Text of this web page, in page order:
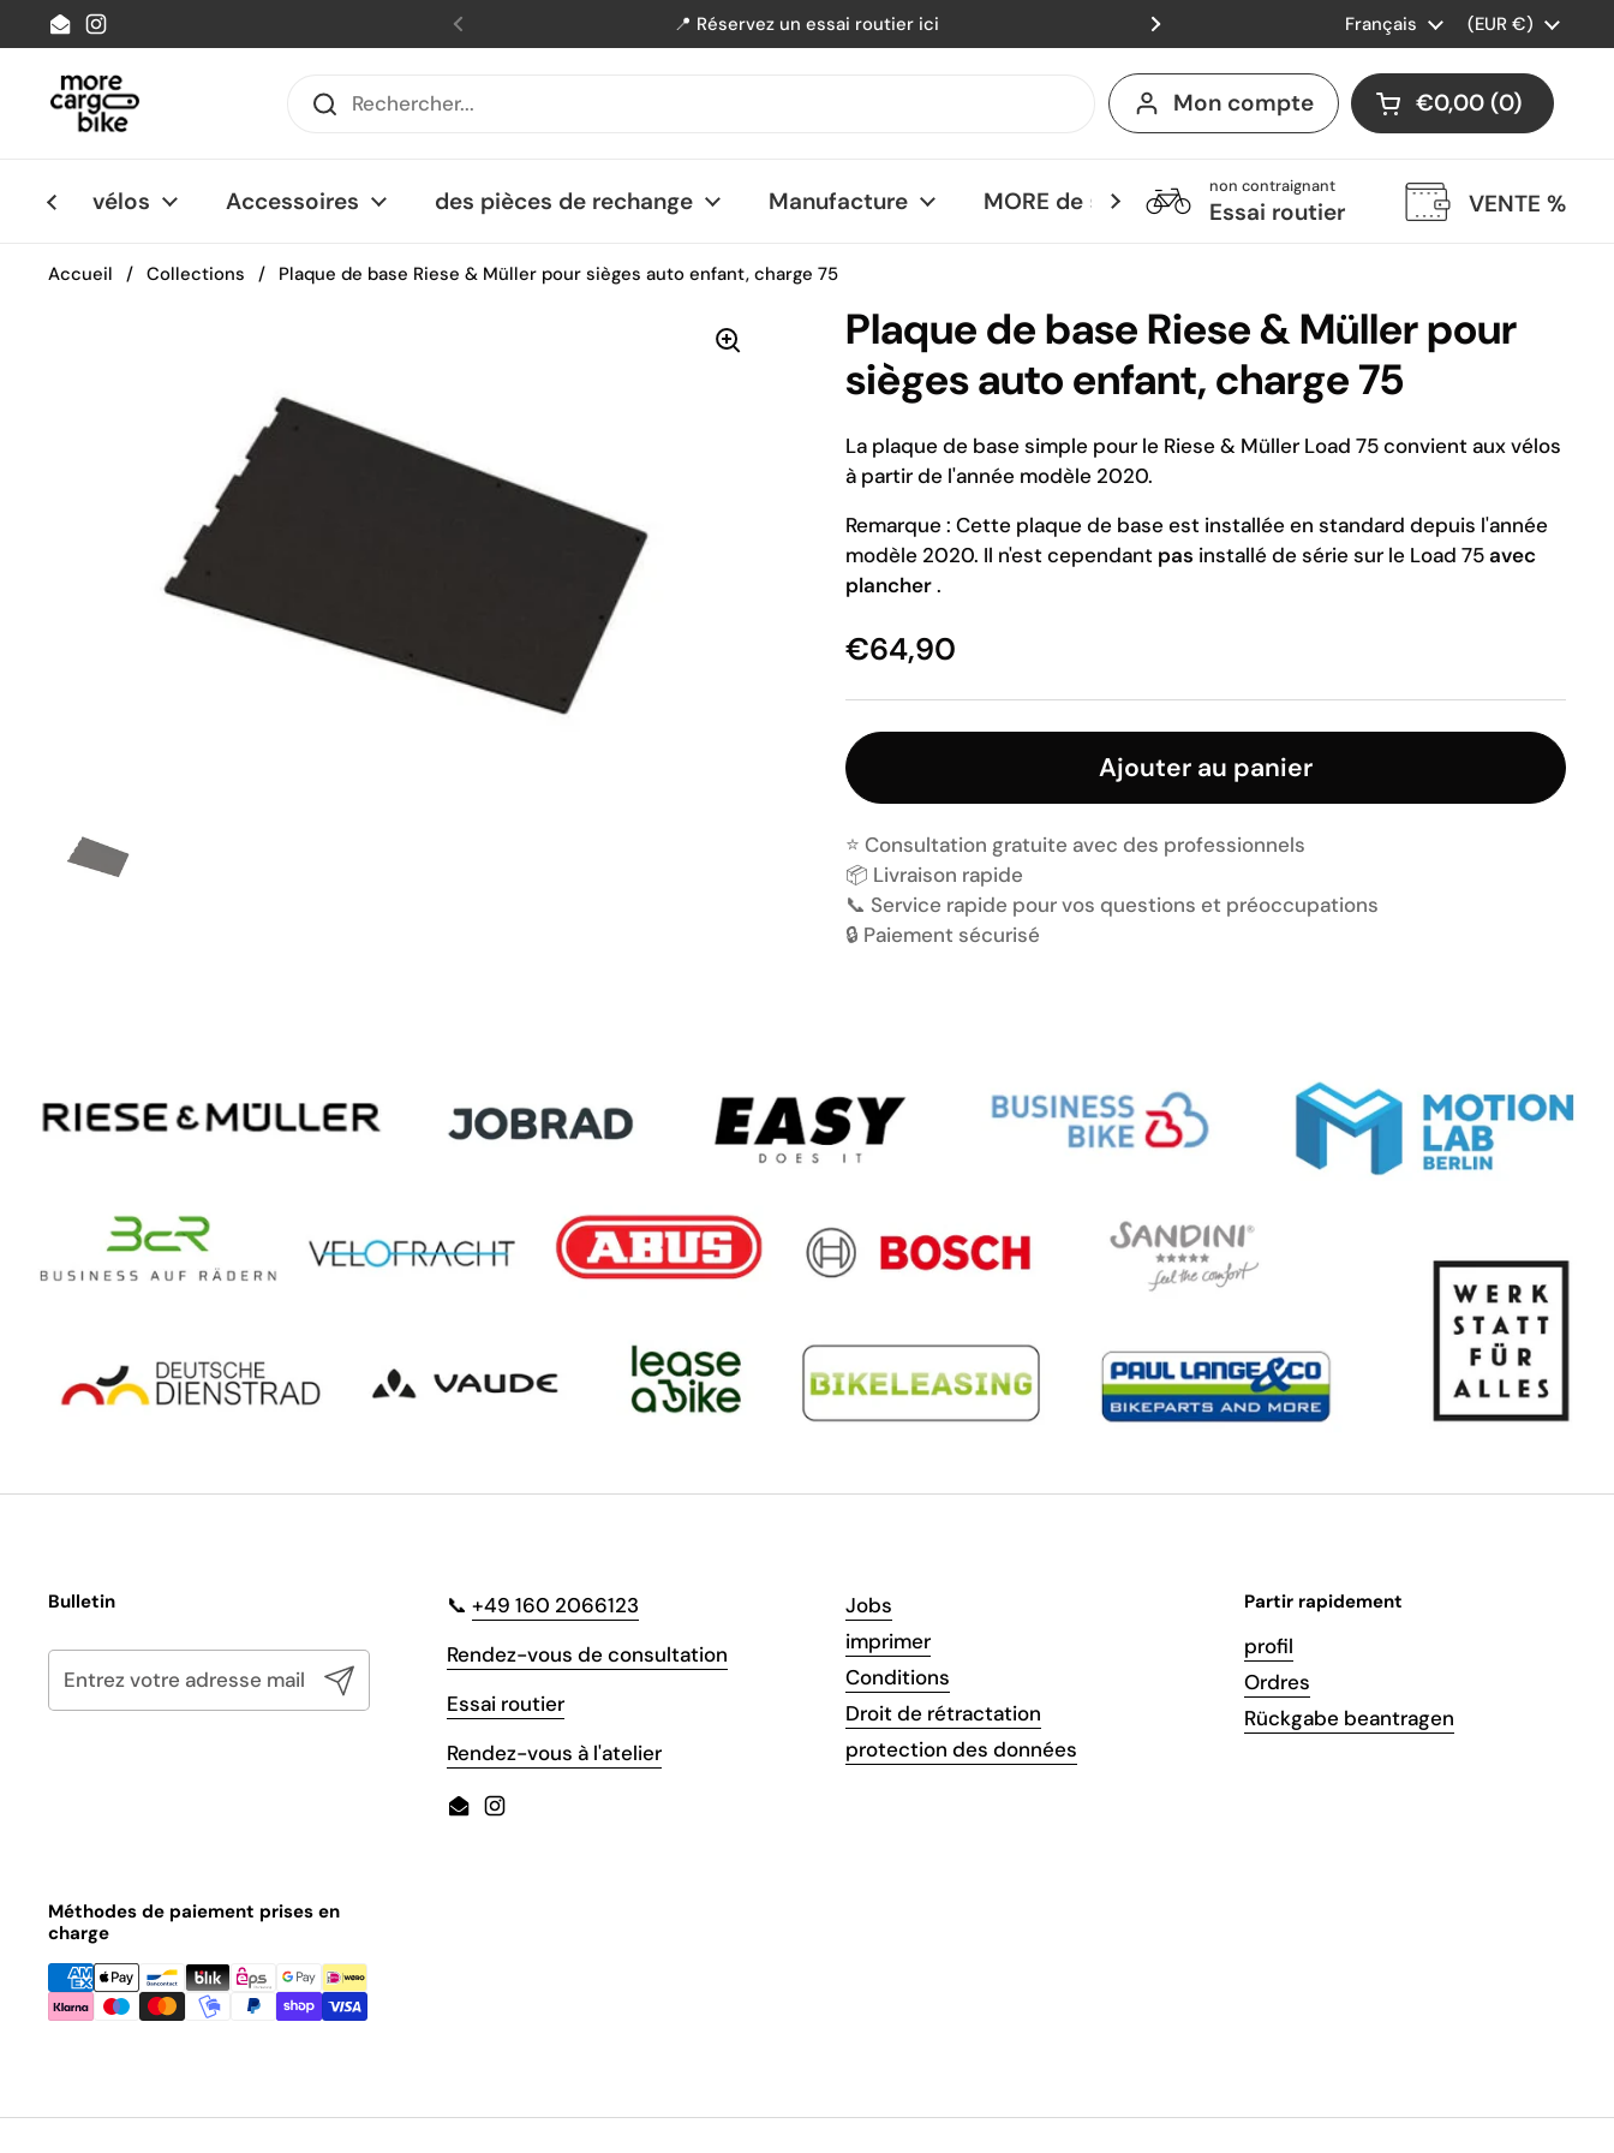
Passer au contenu
EmailInstagram Précédent
📍 Réservez un essai routier ici Wir liefern auch in die
Suivant
Langue
Français Pays/région
(EUR €)
Mon compte Ouvrir le panier
Mon panier Total:
€0,00 0
produit dans
vélos Accessoires des pièces de rechange Manufacture MORE de services
non contraignant
Essai routier VENTE %
Accueil / Collections / Plaque de base Riese & Müller pour sièges auto enfant, charge 75
Plaque de base Riese & Müller pour
sièges auto enfant, charge 75
La plaque de base simple pour le Riese & Müller Load 75 convient aux vélos
à partir de l'année modèle 2020.
Remarque : Cette plaque de base est installée en standard depuis l'année
modèle 2020. Il n'est cependant pas installé de série sur le Load 75 avec
plancher.
€64,90
Ajouter au panier
⭐️ Consultation gratuite avec des professionnels
📦 Livraison rapide
📞 Service rapide pour vos questions et préoccupations
🔒 Paiement sécurisé
Bulletin
Envoyer
📞 +49 160 2066123
Rendez-vous de consultation
Essai routier
Rendez-vous à l'atelier
EmailInstagram
Jobs
imprimer
Conditions
Droit de rétractation
protection des données
Partir rapidement
profil
Ordres
Rückgabe beantragen
Méthodes de paiement prises en
charge